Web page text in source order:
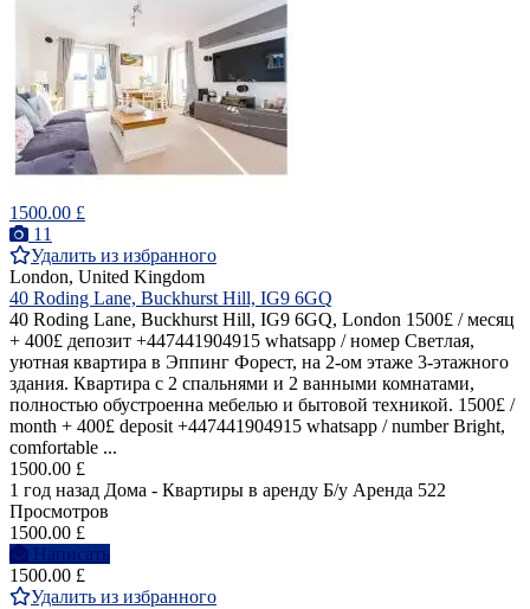
1500.00 £
11
Удалить из избранного
London, United Kingdom
40 Roding Lane, Buckhurst Hill, IG9 6GQ
40 Roding Lane, Buckhurst Hill, IG9 6GQ, London 1500£ / месяц
+ 400£ депозит +447441904915 whatsapp / номер Светлая,
уютная квартира в Эппинг Форест, на 2-ом этаже 3-этажного
здания. Квартира с 2 спальнями и 2 ванными комнатами,
полностью обустроенна мебелью и бытовой техникой. 1500£ /
month + 400£ deposit +447441904915 whatsapp / number Bright,
comfortable ...
1500.00 £
1 год назад Дома - Квартиры в аренду Б/у Аренда 522
Просмотров
1500.00 £
Написать
1500.00 £
Удалить из избранного